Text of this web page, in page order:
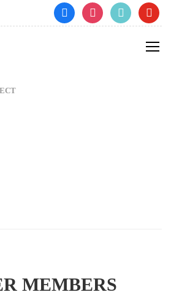
facebookinstagramtiktok youtube
MEMBERS